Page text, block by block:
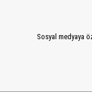
Sosyal medyaya